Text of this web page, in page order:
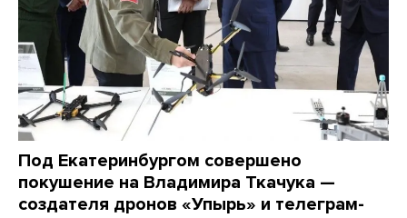
Под Екатеринбургом совершено
покушение на Владимира Ткачука —
создателя дронов «Упырь» и телеграм-